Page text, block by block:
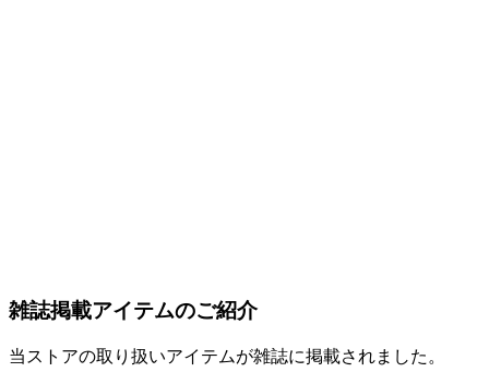
雑誌掲載アイテムのご紹介
当ストアの取り扱いアイテムが雑誌に掲載されました。